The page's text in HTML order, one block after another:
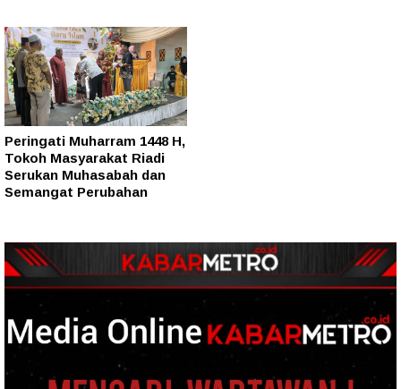
Peringati Muharram 1448 H,
Tokoh Masyarakat Riadi
Serukan Muhasabah dan
Semangat Perubahan